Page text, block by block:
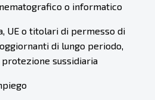
o informatico
UE o titolari di permesso di
di lungo periodo,
sussidiaria